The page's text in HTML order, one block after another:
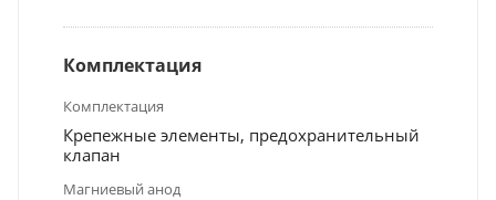
Комплектация
Комплектация
Крепежные элементы, предохранительный
клапан
Магниевый анод